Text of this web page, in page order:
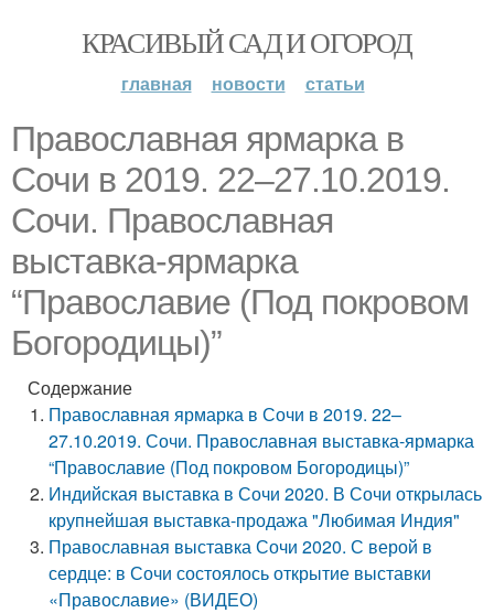
КРАСИВЫЙ САД И ОГОРОД
главная новости статьи
Православная ярмарка в
Сочи в 2019. 22–27.10.2019.
Сочи. Православная
выставка-ярмарка
“Православие (Под покровом
Богородицы)”
Содержание
Православная ярмарка в Сочи в 2019. 22–
27.10.2019. Сочи. Православная выставка-ярмарка
“Православие (Под покровом Богородицы)”
Индийская выставка в Сочи 2020. В Сочи открылась
крупнейшая выставка-продажа "Любимая Индия"
Православная выставка Сочи 2020. С верой в
сердце: в Сочи состоялось открытие выставки
«Православие» (ВИДЕО)